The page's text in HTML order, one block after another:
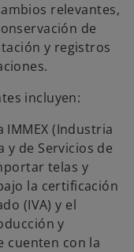
relevantes,
de
y registros
incluyen:
IMMEX (Industria
de Servicios de
telas y
la certificación
(IVA) y el
y
cuenten con la